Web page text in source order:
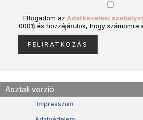
Elfogadom az Adatkezelési
0001) és hozzájárulok, hogy számomra
Asztali verzió
Impresszum